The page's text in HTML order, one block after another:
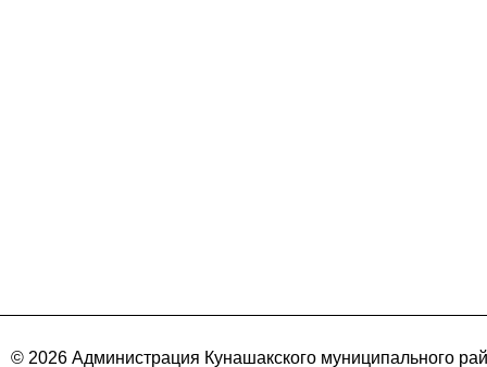
© 2026 Администрация Кунашакского муниципального